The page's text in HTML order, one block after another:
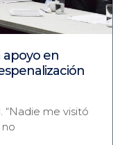
apoyo en
“Nadie me visitó